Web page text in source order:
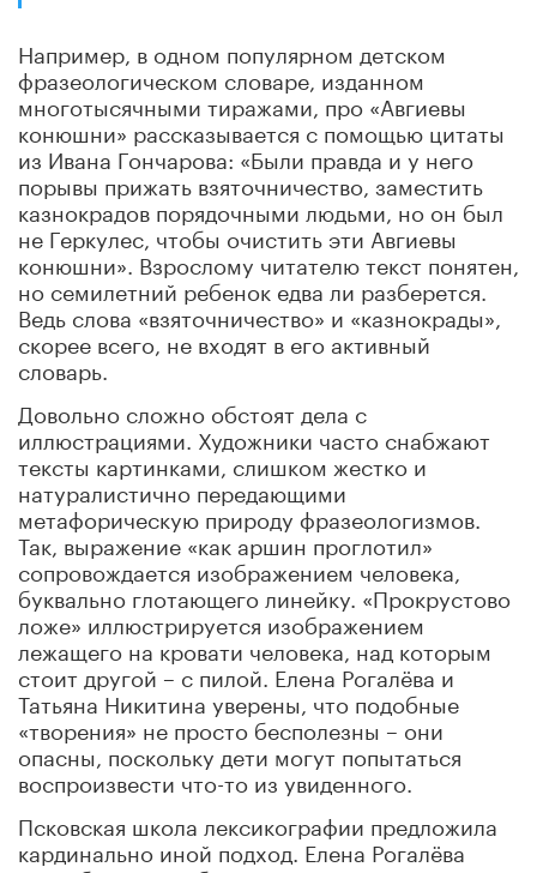
Например, в одном популярном детском
фразеологическом словаре, изданном
многотысячными тиражами, про «Авгиевы
конюшни» рассказывается с помощью цитаты
из Ивана Гончарова: «Были правда и у него
порывы прижать взяточничество, заместить
казнокрадов порядочными людьми, но он был
не Геркулес, чтобы очистить эти Авгиевы
конюшни». Взрослому читателю текст понятен,
но семилетний ребенок едва ли разберется.
Ведь слова «взяточничество» и «казнокрады»,
скорее всего, не входят в его активный
словарь.
Довольно сложно обстоят дела с
иллюстрациями. Художники часто снабжают
тексты картинками, слишком жестко и
натуралистично передающими
метафорическую природу фразеологизмов.
Так, выражение «как аршин проглотил»
сопровождается изображением человека,
буквально глотающего линейку. «Прокрустово
ложе» иллюстрируется изображением
лежащего на кровати человека, над которым
стоит другой – с пилой. Елена Рогалёва и
Татьяна Никитина уверены, что подобные
«творения» не просто бесполезны – они
опасны, поскольку дети могут попытаться
воспроизвести что-то из увиденного.
Псковская школа лексикографии предложила
кардинально иной подход. Елена Рогалёва